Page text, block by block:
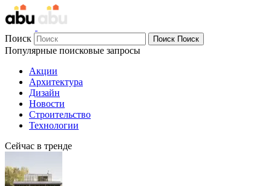
Поиск Поиск Поиск
Популярные поисковые запросы
Акции
Архитектура
Дизайн
Новости
Строительство
Технологии
Сейчас в тренде